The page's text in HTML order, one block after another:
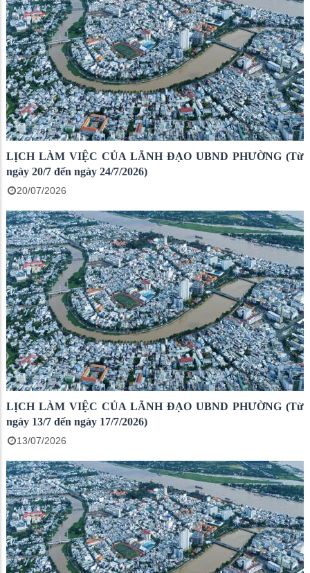
LỊCH LÀM VIỆC CỦA LÃNH ĐẠO UBND PHƯỜNG (Từ
ngày 20/7 đến ngày 24/7/2026)
20/07/2026
LỊCH LÀM VIỆC CỦA LÃNH ĐẠO UBND PHƯỜNG (Từ
ngày 13/7 đến ngày 17/7/2026)
13/07/2026